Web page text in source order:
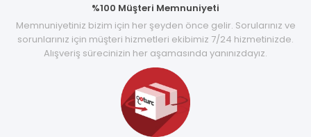
%100 Müşteri Memnuniyeti
Memnuniyetiniz bizim için her şeyden önce gelir. Sorularınız ve
sorunlarınız için müşteri hizmetleri ekibimiz 7/24 hizmetinizde.
Alışveriş sürecinizin her aşamasında yanınızdayız.